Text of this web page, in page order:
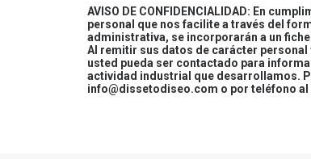
AVISO DE CONFIDENCIALIDAD: En
personal que nos facilite a través del
administrativa, se incorporarán a un
Al remitir sus datos de carácter personal
usted pueda ser contactado para
actividad industrial que desarrollamos.
info@dissetodiseo.com o por teléfono al